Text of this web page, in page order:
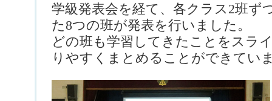
学級発表会を経て、各クラス2班ず
た8つの班が発表を行いました。
どの班も学習してきたことをスラ
りやすくまとめることができてい